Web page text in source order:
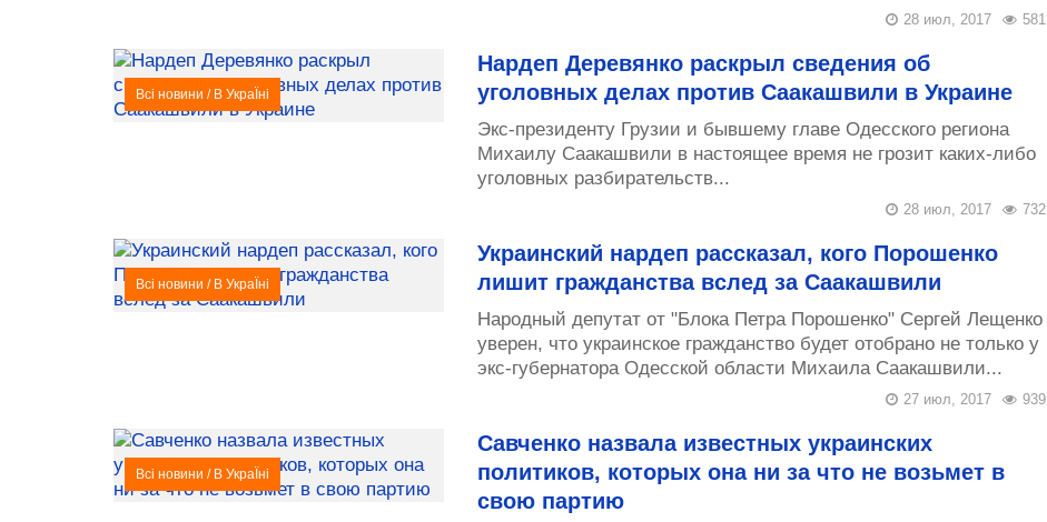
581
28 июл, 2017
Всі новини / В УкраЇні
Нардеп Деревянко раскрыл сведения об
уголовных делах против Саакашвили в Украине
Экс-президенту Грузии и бывшему главе Одесского региона
Михаилу Саакашвили в настоящее время не грозит каких-либо
уголовных разбирательств...
732
28 июл, 2017
Всі новини / В УкраЇні
Украинский нардеп рассказал, кого Порошенко
лишит гражданства вслед за Саакашвили
Народный депутат от "Блока Петра Порошенко" Сергей Лещенко
уверен, что украинское гражданство будет отобрано не только у
экс-губернатора Одесской области Михаила Саакашвили...
939
27 июл, 2017
Всі новини / В УкраЇні
Савченко назвала известных украинских
политиков, которых она ни за что не возьмет в
свою партию